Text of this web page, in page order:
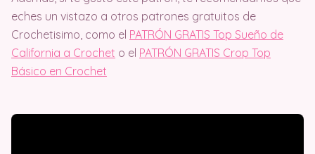
eches un vistazo a otros patrones gratuitos de
Crochetisimo, como el PATRÓN GRATIS Top Sueño de
California a Crochet o el PATRÓN GRATIS Crop Top
Básico en Crochet